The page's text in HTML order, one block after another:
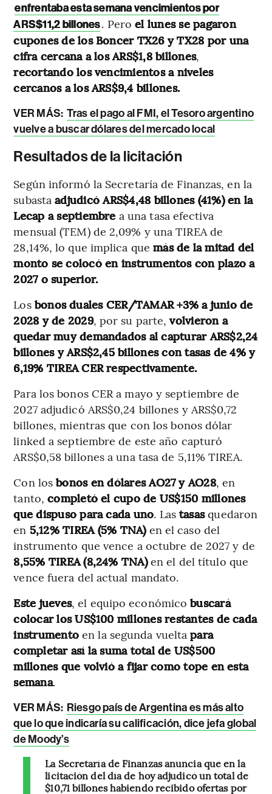
enfrentaba esta semana vencimientos por
ARS$11,2 billones. Peroel lunes se pagaron
cupones de los Boncer TX26 y TX28 por una
cifra cercana a los ARS$1,8 billones,
recortando los vencimientos a niveles
cercanos a los ARS$9,4 billones.
VER MÁS: Tras el pago al FMI, el Tesoro argentino
vuelve a buscar dólares del mercado local
Resultados de la licitación
Según informó la Secretaría de Finanzas, en la
subastaadjudicó ARS$4,48 billones (41%) en la
Lecap a septiembre a una tasa efectiva
mensual (TEM) de 2,09% y una TIREA de
28,14%, lo que implica quemás de la mitad del
monto se colocó en instrumentos con plazo a
2027 o superior.
Los bonos duales CER/TAMAR +3% a junio de
2028 y de 2029, por su parte,volvieron a
quedar muy demandados al capturar ARS$2,24
billones y ARS$2,45 billones con tasas de 4% y
6,19% TIREA CER respectivamente.
Para los bonos CER a mayo y septiembre de
2027 adjudicó ARS$0,24 billones y ARS$0,72
billones, mientras que con los bonos dólar
linked a septiembre de este año capturó
ARS$0,58 billones a una tasa de 5,11% TIREA.
Con losbonos en dólares AO27 y AO28, en
tanto,completó el cupo de US$150 millones
que dispuso para cada uno. Lastasasquedaron
en 5,12% TIREA (5% TNA)en el caso del
instrumento que vence a octubre de 2027 y de
8,55% TIREA (8,24% TNA)en el del título que
vence fuera del actual mandato.
Este jueves, el equipo económicobuscará
colocar los US$100 millones restantes de cada
instrumento en la segunda vueltapara
completar así la suma total de US$500
millones que volvió a fijar como tope en esta
semana.
VER MÁS: Riesgo país de Argentina es más alto
que lo que indicaría su calificación, dice jefa global
de Moody’s
La Secretaría de Finanzas anuncia que en la
licitación del día de hoy adjudicó un total de
$10,71 billones habiendo recibido ofertas por